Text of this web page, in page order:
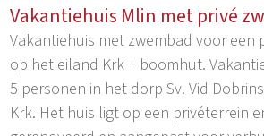
Vakantiehuis Mlin met privé
Vakantiehuis met zwembad voor een
op het eiland Krk + boomhut.
5 personen in het dorp Sv. Vid
Krk. Het huis ligt op een privéterrein